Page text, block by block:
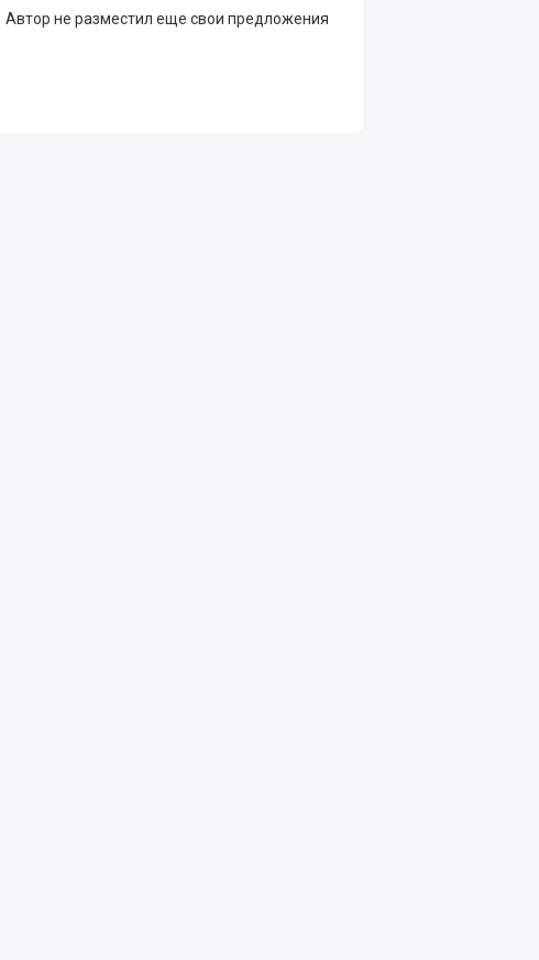
Автор не разместил еще свои предложения